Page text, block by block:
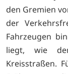
den Gremien
der
Fahrzeugen
liegt, wie der
Kreisstraßen.